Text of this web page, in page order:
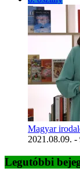
Magyar
2021.08.09. -
Legutóbbi